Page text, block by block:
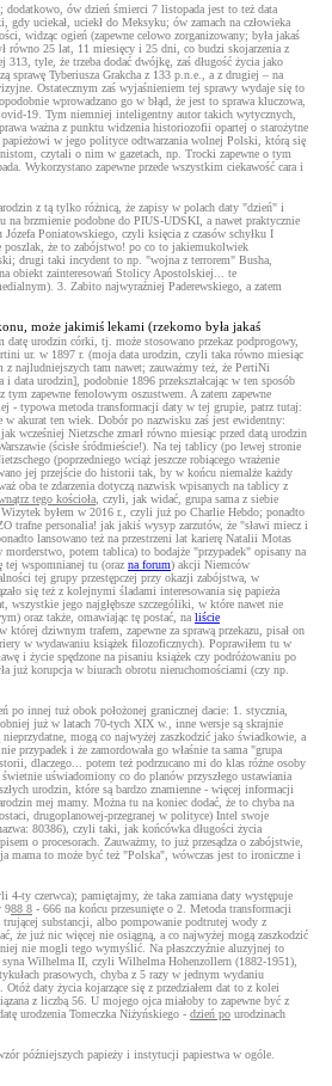
dodatkowo, ów dzień śmierci 7 listopada jest to też data
uciekał, uciekł do Meksyku; ów zamach na człowieka
widząc ogień (zapewne celowo zorganizowany; była jakaś
równo 25 lat, 11 miesięcy i 25 dni, co budzi skojarzenia z
tyle, że trzeba dodać dwójkę, zaś długość życia jako
sprawę Tyberiusza Grakcha z 133 p.n.e., a z drugiej – na
Ostatecznym zaś wyjaśnieniem tej sprawy wydaje się to
wprowadzano go w błąd, że jest to sprawa kluczowa,
19. Tym niemniej inteligentny autor takich wytycznych,
ważna z punktu widzenia historiozofii opartej o starożytne
papieżowi w jego polityce odtwarzania wolnej Polski, którą się
czytali o nim w gazetach, np. Trocki zapewne o tym
Wykorzystano zapewne przede wszystkim ciekawość cara i
z tą tylko różnicą, że zapisy w polach daty "dzień" i
brzmienie podobne do PIUS-UDSKI, a nawet praktycznie
Poniatowskiego, czyli księcia z czasów schyłku I
poszlak, że to zabójstwo! po co to jakiemukolwiek
drugi taki incydent to np. "wojna z terrorem" Busha,
obiekt zainteresowań Stolicy Apostolskiej... te
3. Zabito najwyraźniej Paderewskiego, a zatem
może jakimiś lekami (rzekomo była jakaś
urodzin córki, tj. może stosowano przekaz podprogowy,
ur. w 1897 r. (moja data urodzin, czyli taka równo miesiąc
najludniejszych tam nawet; zauważmy też, że PertiNi
urodzin], podobnie 1896 przekształcając w ten sposób
zapewne fenolowym oszustwem. A zatem zapewne
- typowa metoda transformacji daty w tej grupie, patrz tutaj:
akurat ten wiek. Dobór po nazwisku zaś jest ewidentny:
wcześniej Nietzsche zmarł równo miesiąc przed datą urodzin
(ścisłe śródmieście!). Na tej tablicy (po lewej stronie
(poprzedniego wciąż jeszcze robiącego wrażenie
jej przejście do historii tak, by w końcu niemalże każdy
oba te zdarzenia dotyczą nazwisk wpisanych na tablicy z
tego kościoła , czyli, jak widać, grupa sama z siebie
Wizytek byłem w 2016 r., czyli już po Charlie Hebdo; ponadto
trafne personalia! jak jakiś wysyp zarzutów, że "sławi miecz i
lansowano też na przestrzeni lat karierę Natalii Motas
potem tablica) to bodajże "przypadek" opisany na
tej wspomnianej tu (oraz na forum) akcji Niemców
tej grupy przestępczej przy okazji zabójstwa, w
się też z kolejnymi śladami interesowania się papieża
jego najgłębsze szczególiki, w które nawet nie
oraz także, omawiając tę postać, na liście
dziwnym trafem, zapewne za sprawą przekazu, pisał on
w wydawaniu książek filozoficznych). Poprawiłem tu w
i życie spędzone na pisaniu książek czy podróżowaniu po
już korupcja w biurach obrotu nieruchomościami (czy np.
po innej tuż obok położonej granicznej dacie: 1. stycznia,
już w latach 70-tych XIX w., inne wersje są skrajnie
mogą co najwyżej zaszkodzić jako świadkowie, a
przypadek i że zamordowała go właśnie ta sama "grupa
dlaczego... potem też podrzucano mi do klas różne osoby
uświadomiony co do planów przyszłego ustawiania
urodzin, które są bardzo znamienne - więcej informacji
mej mamy. Można tu na koniec dodać, że to chyba na
drugoplanowej-przegranej w polityce) Intel swoje
80386), czyli taki, jak końcówka długości życia
o procesorach. Zauważmy, to już przesądza o zabójstwie,
mama to może być też "Polska", wówczas jest to ironiczne i
ty czerwca); pamiętajmy, że taka zamiana daty występuje
988 8 - 666 na końcu przesunięte o 2. Metoda transformacji
trującej substancji, albo pompowanie podtrutej wody z
że już nic więcej nie osiągną, a co najwyżej mogą zaszkodzić
nie mogli tego wymyślić. Na płaszczyźnie aluzyjnej to
syna Wilhelma II, czyli Wilhelma Hohenzollern (1882-1951),
prasowych, chyba z 5 razy w jednym wydaniu
Otóż daty życia kojarzące się z przedziałem dat to z kolei
z liczbą 56. U mojego ojca miałoby to zapewne być z
urodzenia Tomeczka Niżyńskiego - dzień po urodzinach
późniejszych papieży i instytucji papiestwa w ogóle.